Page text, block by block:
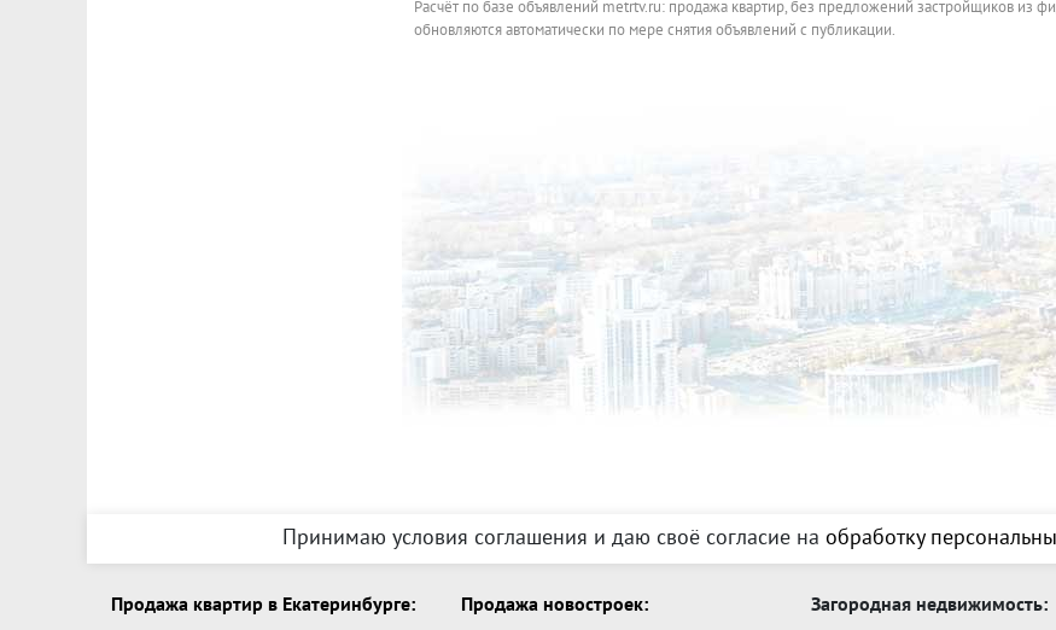
Расчёт по базе объявлений metrtv.ru: продажа квартир, без предложений застройщиков из
обновляются автоматически по мере снятия объявлений с публикации.
Принимаю условия соглашения и даю своё согласие на обработку
Продажа квартир в Екатеринбурге: Продажа новостроек: Загородная недвижимость: